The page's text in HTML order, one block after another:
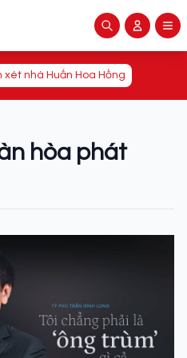
xét nhà Huấn Hoa Hồng
hòa phát